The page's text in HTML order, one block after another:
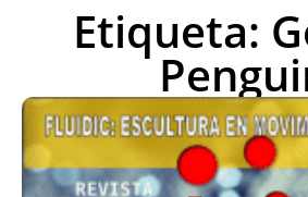
Etiqueta: